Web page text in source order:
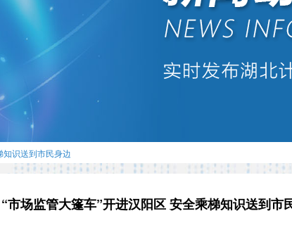
知识送到市民身边
“市场监管大篷车”开进汉阳区 安全乘梯知识送到市